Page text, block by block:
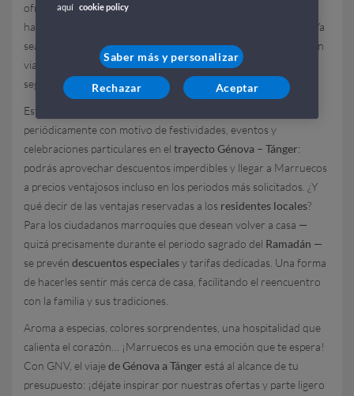
ofrece tarifas competitivas para los
haciendo que este atractivo destino sea accesible para todos. Ya
seas un residente deseoso de reencontrarte con tus raíces o un
viajero internacional en busca de nuevas aventuras,
seguramente encontrarás la oferta ideal para ti.
Estate atento a las
periódicamente con motivo de festividades, eventos y
celebraciones particulares en el trayecto Génova – Tánger:
podrás aprovechar descuentos imperdibles y llegar a Marruecos
a precios ventajosos incluso en los periodos más solicitados. ¿Y
qué decir de las ventajas reservadas a los residentes locales?
Para los ciudadanos marroquíes que desean volver a casa —
quizá precisamente durante el periodo sagrado del Ramadán —
se prevén descuentos especialesy tarifas dedicadas. Una forma
de hacerles sentir más cerca de casa, facilitando el reencuentro
con la familia y sus tradiciones.
Aroma a especias, colores sorprendentes, una hospitalidad que
calienta el corazón… ¡Marruecos es una emoción que te espera!
Con GNV, el viajede Génova a Tánger está al alcance de tu
presupuesto: ¡déjate inspirar por nuestras ofertas y parte ligero
aquí cookie policy
Saber más y personalizar
Rechazar Aceptar